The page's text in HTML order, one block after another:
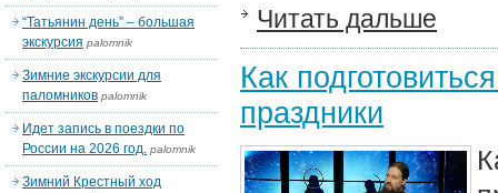
Читать дальше
Как
праздники
“Татьянин день” – большая
экскурсия palomnik
Зимние экскурсии для
паломников palomnik
Идет запись в поездки по
России на 2026 год. palomnik
Зимний Крестный ход